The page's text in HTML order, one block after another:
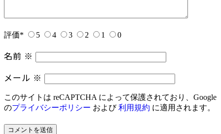
評価* 5 4 3 2 1 0
名前 ※
メール ※
このサイトは reCAPTCHA によって保護されており、Google
のプライバシーポリシー および利用規約 に適用されます。